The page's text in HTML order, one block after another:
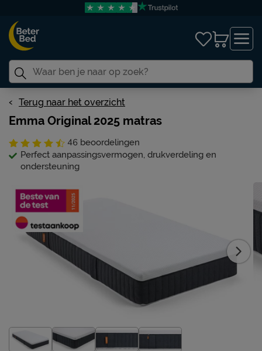
Terug naar het overzicht
Emma Original 2025 matras
46 beoordelingen
Perfect aanpassingsvermogen, drukverdeling en
ondersteuning